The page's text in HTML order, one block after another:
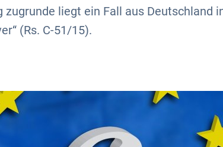
zugrunde liegt ein Fall aus Deutschland
(Rs. C-51/15).